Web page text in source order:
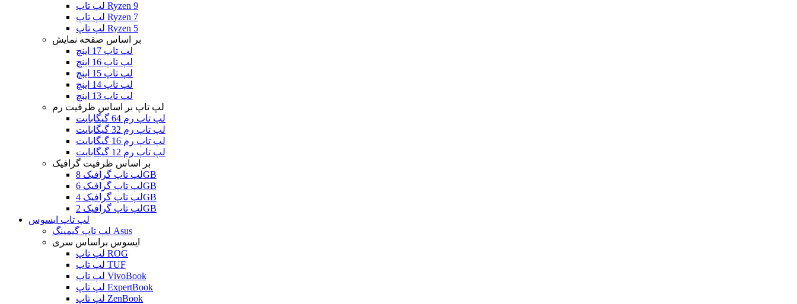
لپ تاپ Ryzen 9
لپ تاپ Ryzen 7
لپ تاپ Ryzen 5
بر اساس صفحه نمایش
لپ تاپ 17 اینچ
لپ تاپ 16 اینچ
لپ تاپ 15 اینچ
لپ تاپ 14 اینچ
لپ تاپ 13 اینچ
لپ تاپ بر اساس ظرفیت رم
لپ تاپ رم 64 گیگابایت
لپ تاپ رم 32 گیگابایت
لپ تاپ رم 16 گیگابایت
لپ تاپ رم 12 گیگابایت
بر اساس ظرفیت گرافیک
لپ تاپ گرافیک 8GB
لپ تاپ گرافیک 6GB
لپ تاپ گرافیک 4GB
لپ تاپ گرافیک 2GB
لپ تاپ ایسوس
لپ تاپ گیمینگ Asus
ایسوس براساس سری
لپ تاپ ROG
لپ تاپ TUF
لپ تاپ VivoBook
لپ تاپ ExpertBook
لپ تاپ ZenBook